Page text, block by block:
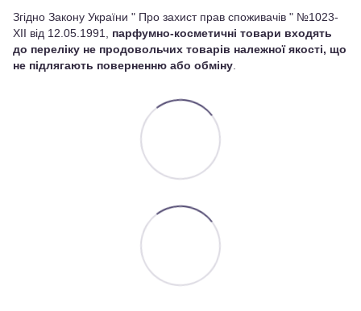
Згідно Закону України " Про захист прав споживачів " №1023-
XII від 12.05.1991, парфумно-косметичні товари входять
до переліку не продовольчих товарів належної якості, що
не підлягають поверненню або обміну